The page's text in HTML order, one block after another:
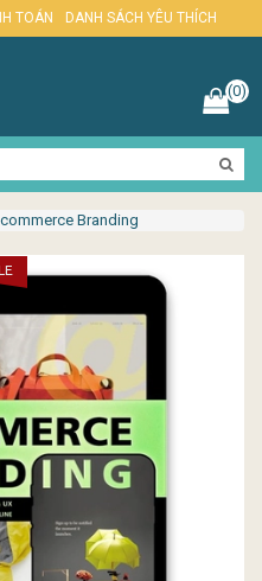
TOÁN DANH SÁCH YÊU THÍCH
(0)
Branding